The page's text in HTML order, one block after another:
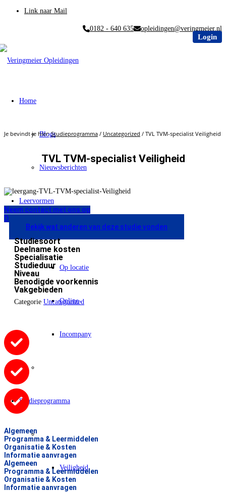
Link naar Mail
0182 - 640 635 opleidingen@veringmeier.nl
Login
Home
Blogs
Nieuwsberichten
Leervormen
Op locatie
Online
Incompany
Studieprogramma
Tijdelijke verkeersmaatregelen
Veiligheid
Je bevindt je hier:Studieprogramma / Uncategorized / TVL TVM-specialist Veiligheid
TVL TVM-specialist Veiligheid
Neem contact met ons op
Download brochure
Bekijk wat anderen van deze studie vonden
Studiesoort
Deelname kosten
Specialisatie
Studieduur
Niveau
Benodigde voorkennis
Vakgebieden
Categorie Uncategorized
Algemeen
Programma & Leermiddelen
Organisatie & Kosten
Informatie aanvragen
Algemeen
Programma & Leermiddelen
Organisatie & Kosten
Informatie aanvragen